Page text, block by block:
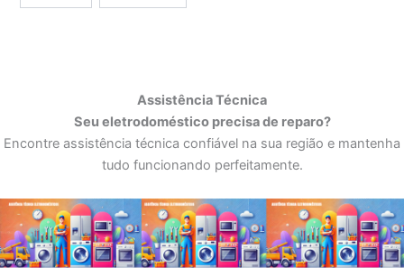
Assistência Técnica
Seu eletrodoméstico precisa de reparo?
Encontre assistência técnica confiável na sua região e mantenha
tudo funcionando perfeitamente.